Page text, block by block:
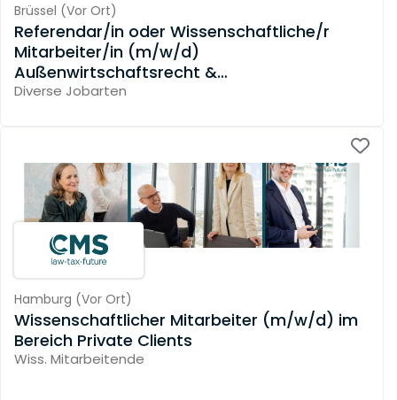
Brüssel (Vor Ort)
Referendar/in oder Wissenschaftliche/r
Mitarbeiter/in (m/w/d)
Außenwirtschaftsrecht &
Investitionskontrolle
Diverse Jobarten
Hamburg (Vor Ort)
Wissenschaftlicher Mitarbeiter (m/w/d) im
Bereich Private Clients
Wiss. Mitarbeitende